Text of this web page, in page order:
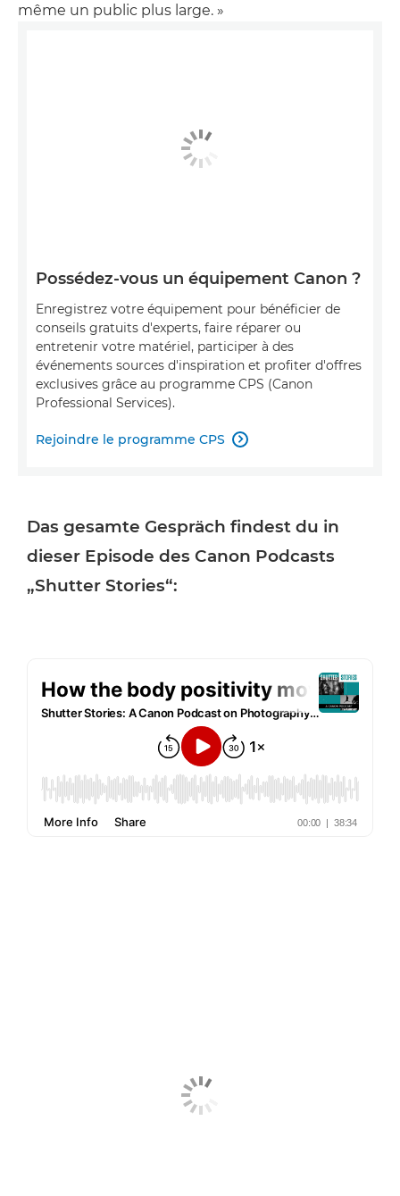
même un public plus large. »
Possédez-vous un équipement Canon ?
Enregistrez votre équipement pour bénéficier de
conseils gratuits d'experts, faire réparer ou
entretenir votre matériel, participer à des
événements sources d'inspiration et profiter d'offres
exclusives grâce au programme CPS (Canon
Professional Services).
Rejoindre le programme CPS 
Das gesamte Gespräch findest du in
dieser Episode des Canon Podcasts
„Shutter Stories“: